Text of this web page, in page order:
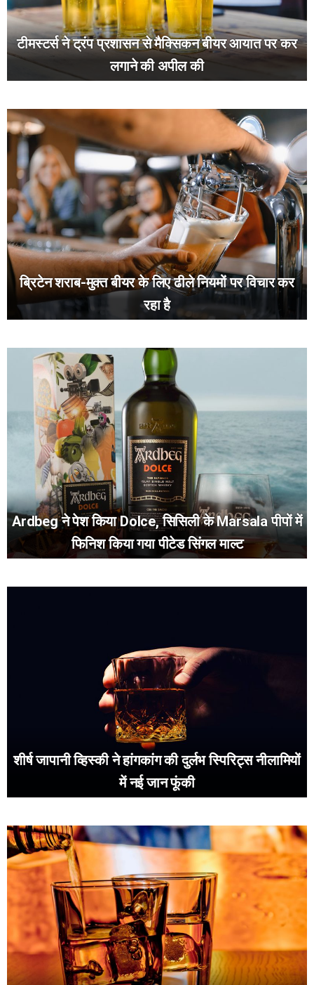
टीमस्टर्स ने ट्रंप प्रशासन से मैक्सिकन बीयर आयात पर कर
लगाने की अपील की
ब्रिटेन शराब-मुक्त बीयर के लिए ढीले नियमों पर विचार कर
रहा है
Ardbeg ने पेश किया Dolce, सिसिली के Marsala पीपों में
फिनिश किया गया पीटेड सिंगल माल्ट
शीर्ष जापानी व्हिस्की ने हांगकांग की दुर्लभ स्पिरिट्स नीलामियों
में नई जान फूंकी